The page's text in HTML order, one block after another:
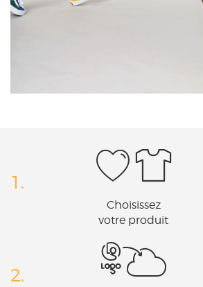
1.
Choisissez
votre produit
2.